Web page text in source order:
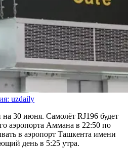
uzdaily
30 июня. Самолёт RJ196 будет
аэропорта Аммана в 22:50 по
в аэропорт Ташкента имени
день в 5:25 утра.